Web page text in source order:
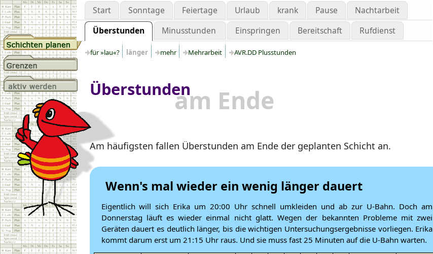
Start Sonntage Feiertage Urlaub krank Pause
Nachtarbeit
Überstunden
Minusstunden Einspringen Bereitschaft Rufdienst
für »lau«? länger mehr Mehrarbeit AVR.DD Plusstunden
Überstundenam Ende
Am häufigsten fallen Überstunden am Ende der geplanten Schicht an.
Wenn's mal wieder ein wenig länger dauert
Eigentlich will sich Erika um 20:00 Uhr schnell umkleiden und ab zur U-Bahn. Doch am
Donnerstag läuft es wieder einmal nicht glatt. Wegen der bekannten Probleme mit zwei
Geräten dauert es deutlich länger, bis die wichtigen Untersuchungsergebnisse vorliegen. Erika
kommt darum erst um 21:15 Uhr raus. Und sie muss fast 25 Minuten auf die U-Bahn warten.